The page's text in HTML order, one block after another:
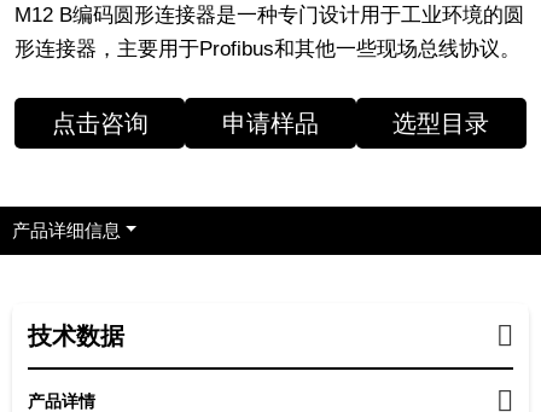
M12 B编码圆形连接器是一种专门设计用于工业环境的圆
形连接器，主要用于Profibus和其他一些现场总线协议。
点击咨询 申请样品 选型目录
产品详细信息
技术数据
产品详情